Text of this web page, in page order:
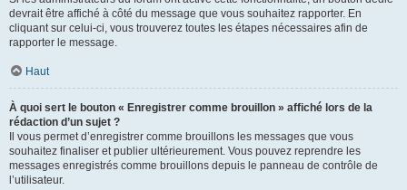
devrait être affiché à côté du message que vous souhaitez rapporter. En
cliquant sur celui-ci, vous trouverez toutes les étapes nécessaires afin de
rapporter le message.
Haut
À quoi sert le bouton « Enregistrer comme brouillon » affiché lors de la
rédaction d’un sujet ?
Il vous permet d’enregistrer comme brouillons les messages que vous
souhaitez finaliser et publier ultérieurement. Vous pouvez reprendre les
messages enregistrés comme brouillons depuis le panneau de contrôle de
l’utilisateur.